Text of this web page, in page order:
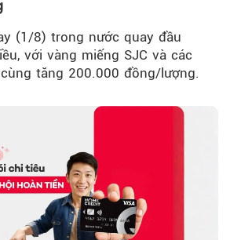
(1/8) trong nước quay đầu
với vàng miếng SJC và các
tăng 200.000 đồng/lượng.